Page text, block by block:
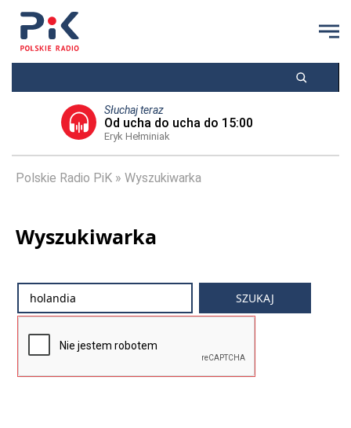
Słuchaj teraz
Od ucha do ucha do 15:00
Eryk Hełminiak
Polskie Radio PiK Wyszukiwarka
Wyszukiwarka